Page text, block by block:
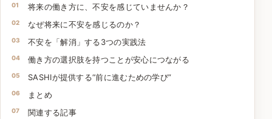
将来の働き方に、不安を感じていませんか？
なぜ将来に不安を感じるのか？
不安を「解消」する3つの実践法
働き方の選択肢を持つことが安心につながる
SASHIが提供する“前に進むための学び”
まとめ
関連する記事